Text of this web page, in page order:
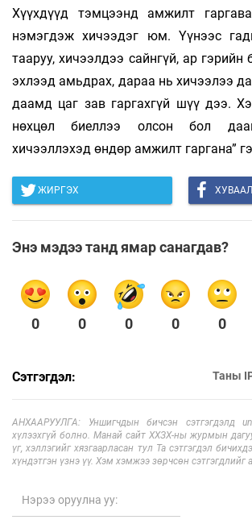
Хүүхдүүд тэмцээнд амжилт
нэмэгдэж хичээдэг юм. Үүнээс
тааруу, хичээлдээ сайнгүй, ар
эхлээд амьдрах, дараа нь хичээлээ
даамд цаг зав гаргахгүй шүү дээ.
нөх­цөл биеллээ олсон бол
хичээллэхэд өндөр амжилт гаргана”
ЖИРГЭХ
Энэ мэдээ танд ямар санагдав?
0 0 0 0 0
Сэтгэгдэл: Таны
АНХААРУУЛГА: Уншигчдын бичсэн сэтгэгдэлд
хүлээхгүй болно. Манай сайт ХХЗХ-ны журмын
үг, хэллэгийг хязгаарласан тул Та сэтгэгдэл
хүндэтгэн үзнэ үү. Хэм хэмжээ зөрчсөн сэтгэгдлийг